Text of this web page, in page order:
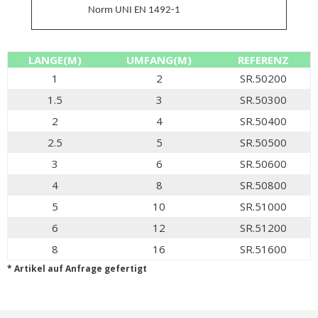
Norm UNI EN 1492-1
LANGE(M) UMFANG(M)
REFERENZ
1
2
SR.50200
1.5
3
SR.50300
2
4
SR.50400
2.5
5
SR.50500
3
6
SR.50600
4
8
SR.50800
5
10
SR.51000
6
12
SR.51200
8
16 SR.51600
* Artikel auf Anfrage gefertigt